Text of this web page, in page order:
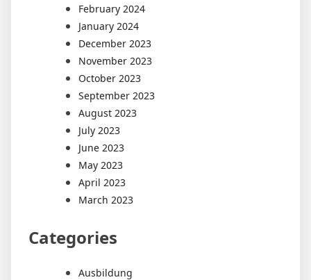
February 2024
January 2024
December 2023
November 2023
October 2023
September 2023
August 2023
July 2023
June 2023
May 2023
April 2023
March 2023
Categories
Ausbildung